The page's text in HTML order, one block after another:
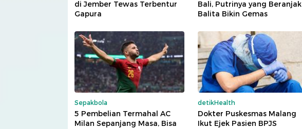
di Jember Tewas Terbentur
Gapura
Bali, Putrinya yang Beranjak
Balita Bikin Gemas
Sepakbola
5 Pembelian Termahal AC
Milan Sepanjang Masa, Bisa
detikHealth
Dokter Puskesmas Malang
Ikut Ejek Pasien BPJS